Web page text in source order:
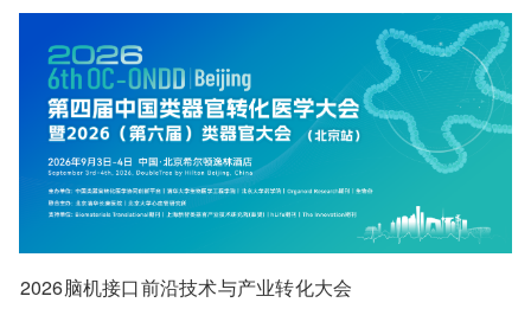
2026脑机接口前沿技术与产业转化大会